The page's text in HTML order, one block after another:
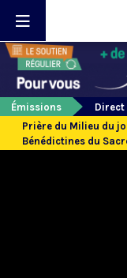
Émissions
Direct
Prière du Milieu du
Bénédictines du